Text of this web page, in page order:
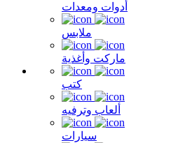
أدوات ومعدات
ملابس
ماركت وأغذية
كتب
ألعاب وترفيه
سيارات